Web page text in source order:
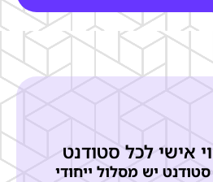
אישי לכל סטודנט
יש מסלול ייחודי